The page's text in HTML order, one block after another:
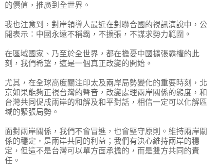
的價值，推廣到全世界。
我也注意到，對岸領導人最近在對聯合國的視訊演說中，公
開表示：中國永遠不稱霸，不擴張，不謀求勢力範圍。
在區域國家、乃至於全世界，都在擔憂中國擴張霸權的此
刻，我們希望，這是一個真正改變的開始。
尤其，在全球高度關注印太及兩岸局勢變化的重要時刻，北
京如果能夠正視台灣的聲音，改變處理兩岸關係的態度，和
台灣共同促成兩岸的和解及和平對話，相信一定可以化解區
域的緊張局勢。
面對兩岸關係，我們不會冒進，也會堅守原則。維持兩岸關
係的穩定，是兩岸共同的利益；我們有決心維持兩岸的穩
定，但這不是台灣可以單方面承擔的，而是雙方共同的責
任。